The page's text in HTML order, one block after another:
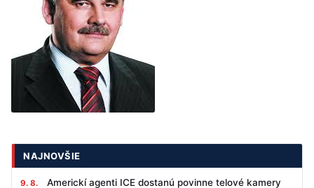
NAJNOVŠIE
9. 8.
Americkí agenti ICE dostanú povinne telové kamery